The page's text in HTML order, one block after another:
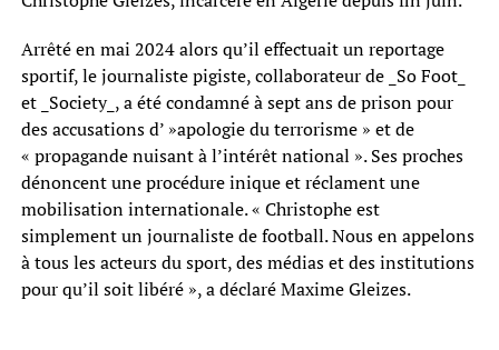
Arrêté en mai 2024 alors qu’il effectuait un reportage
sportif, le journaliste pigiste, collaborateur de _So Foot_
et _Society_, a été condamné à sept ans de prison pour
des accusations d’ »apologie du terrorisme » et de
« propagande nuisant à l’intérêt national ». Ses proches
dénoncent une procédure inique et réclament une
mobilisation internationale. « Christophe est
simplement un journaliste de football. Nous en appelons
à tous les acteurs du sport, des médias et des institutions
pour qu’il soit libéré », a déclaré Maxime Gleizes.